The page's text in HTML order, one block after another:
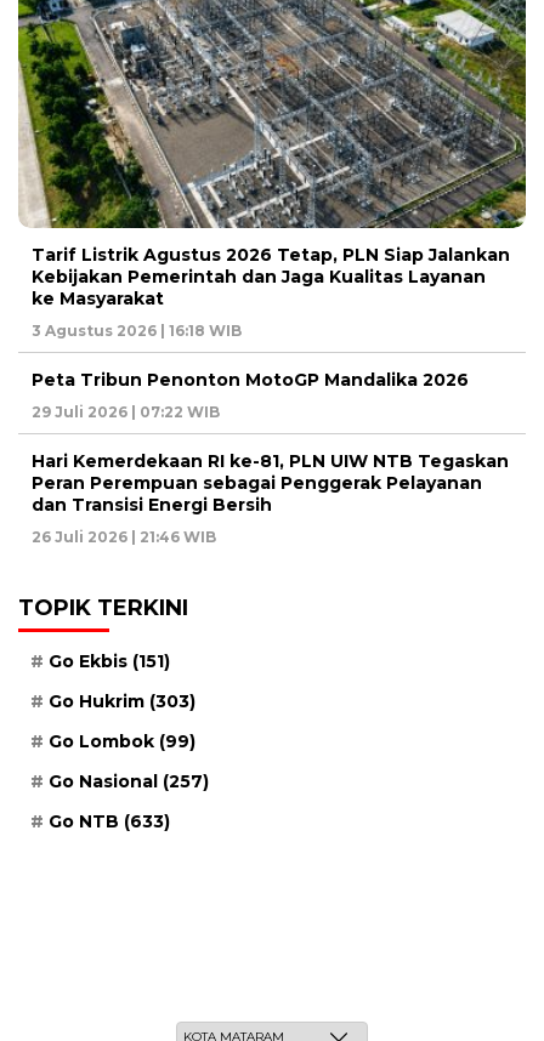
Tarif Listrik Agustus 2026 Tetap, PLN Siap Jalankan
Kebijakan Pemerintah dan Jaga Kualitas Layanan
ke Masyarakat
3 Agustus 2026 | 16:18 WIB
Peta Tribun Penonton MotoGP Mandalika 2026
29 Juli 2026 | 07:22 WIB
Hari Kemerdekaan RI ke-81, PLN UIW NTB Tegaskan
Peran Perempuan sebagai Penggerak Pelayanan
dan Transisi Energi Bersih
26 Juli 2026 | 21:46 WIB
TOPIK TERKINI
Go Ekbis (151)
Go Hukrim (303)
Go Lombok (99)
Go Nasional (257)
Go NTB (633)